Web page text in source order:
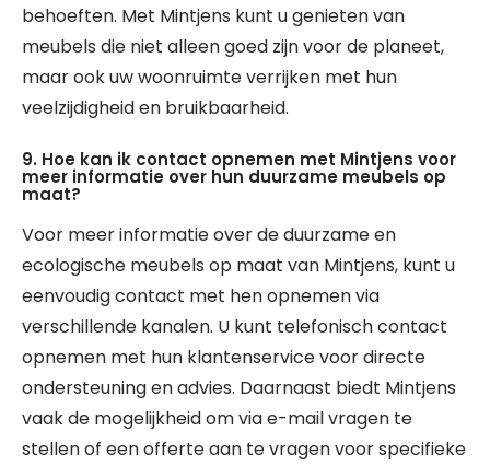
behoeften. Met Mintjens kunt u genieten van
meubels die niet alleen goed zijn voor de planeet,
maar ook uw woonruimte verrijken met hun
veelzijdigheid en bruikbaarheid.
9. Hoe kan ik contact opnemen met Mintjens voor
meer informatie over hun duurzame meubels op
maat?
Voor meer informatie over de duurzame en
ecologische meubels op maat van Mintjens, kunt u
eenvoudig contact met hen opnemen via
verschillende kanalen. U kunt telefonisch contact
opnemen met hun klantenservice voor directe
ondersteuning en advies. Daarnaast biedt Mintjens
vaak de mogelijkheid om via e-mail vragen te
stellen of een offerte aan te vragen voor specifieke